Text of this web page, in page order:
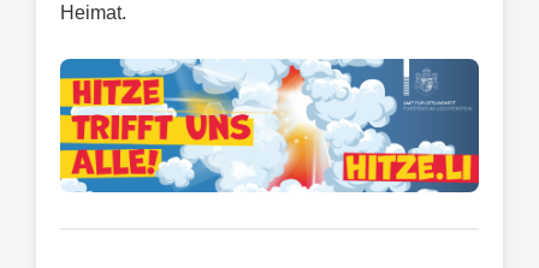
Heimat.